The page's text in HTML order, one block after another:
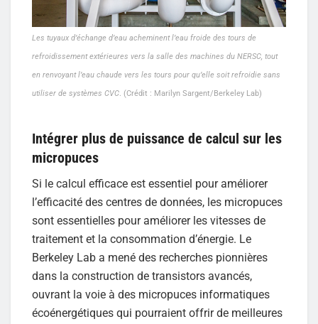
Les tuyaux d’échange d’eau acheminent l’eau froide des tours de
refroidissement extérieures vers la salle des machines du NERSC, tout
en renvoyant l’eau chaude vers les tours pour qu’elle soit refroidie sans
utiliser de systèmes CVC. (Crédit : Marilyn Sargent/Berkeley Lab)
Intégrer plus de puissance de calcul sur les
micropuces
Si le calcul efficace est essentiel pour améliorer
l’efficacité des centres de données, les micropuces
sont essentielles pour améliorer les vitesses de
traitement et la consommation d’énergie. Le
Berkeley Lab a mené des recherches pionnières
dans la construction de transistors avancés,
ouvrant la voie à des micropuces informatiques
écoénergétiques qui pourraient offrir de meilleures